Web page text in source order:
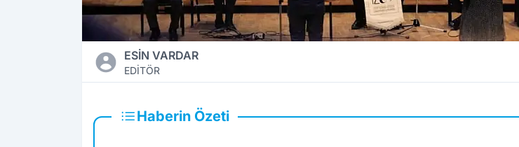
ESİN VARDAR
EDİTÖR
Haberin Özeti